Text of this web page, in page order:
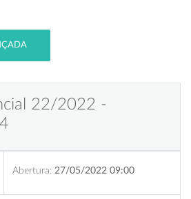
22/2022 -
Abertura: 27/05/2022 09:00